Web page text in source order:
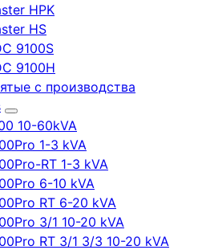
HPK
HS
9100S
9100H
с производства
10-60kVA
1-3 kVA
RT 1-3 kVA
6-10 kVA
RT 6-20 kVA
3/1 10-20 kVA
RT 3/1 3/3 10-20 kVA